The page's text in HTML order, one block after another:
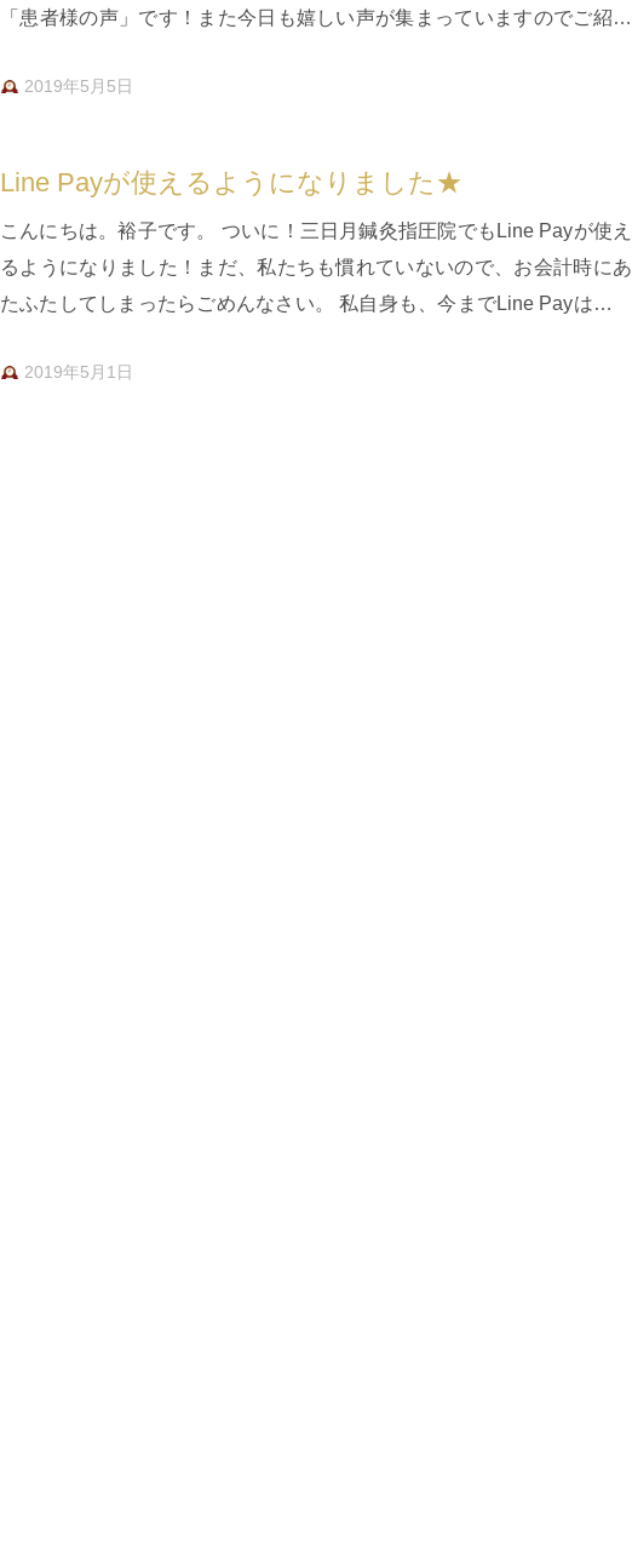
「患者様の声」です！また今日も嬉しい声が集まっていますのでご紹介
2019年5月5日
Line Payが使えるようになりました★
こんにちは。裕子です。 ついに！三日月鍼灸指圧院でもLine Payが使え
るようになりました！まだ、私たちも慣れていないので、お会計時にあ
たふたしてしまったらごめんなさい。 私自身も、今までLine Payは「銀
2019年5月1日